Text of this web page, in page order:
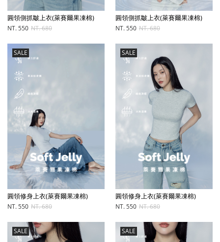
圓領側抓皺上衣(萊賽爾果凍棉)
NT. 550 NT. 680
圓領側抓皺上衣(萊賽爾果凍棉)
NT. 550 NT. 680
SALE
圓領修身上衣(萊賽爾果凍棉)
NT. 550 NT. 680
SALE
圓領修身上衣(萊賽爾果凍棉)
NT. 550 NT. 680
SALE SALE